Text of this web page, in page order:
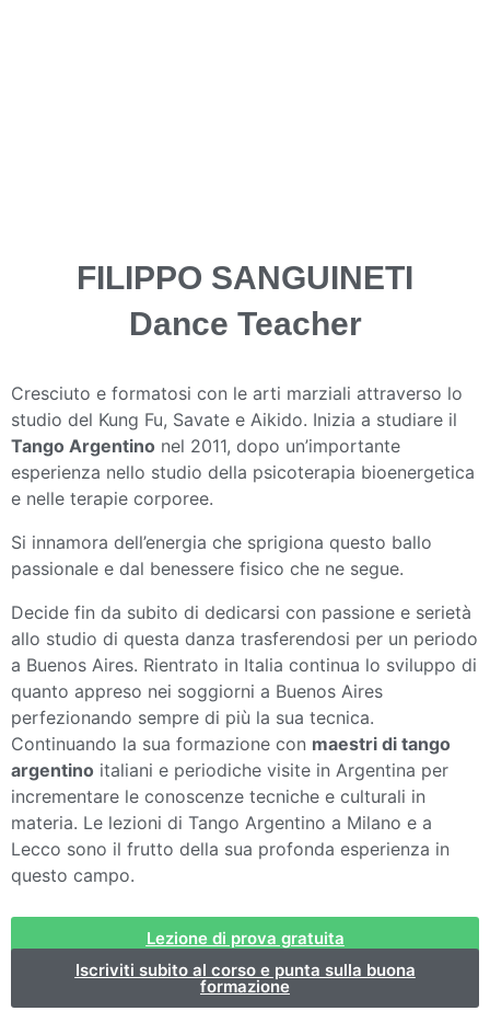
FILIPPO SANGUINETI
Dance Teacher
Cresciuto e formatosi con le arti marziali attraverso lo
studio del Kung Fu, Savate e Aikido. Inizia a studiare il
Tango Argentino nel 2011, dopo un’importante
esperienza nello studio della psicoterapia bioenergetica
e nelle terapie corporee.
Si innamora dell’energia che sprigiona questo ballo
passionale e dal benessere fisico che ne segue.
Decide fin da subito di dedicarsi con passione e serietà
allo studio di questa danza trasferendosi per un periodo
a Buenos Aires. Rientrato in Italia continua lo sviluppo di
quanto appreso nei soggiorni a Buenos Aires
perfezionando sempre di più la sua tecnica.
Continuando la sua formazione con maestri di tango
argentino italiani e periodiche visite in Argentina per
incrementare le conoscenze tecniche e culturali in
materia. Le lezioni di Tango Argentino a Milano e a
Lecco sono il frutto della sua profonda esperienza in
questo campo.
Lezione di prova gratuita
Iscriviti subito al corso e punta sulla buona
formazione